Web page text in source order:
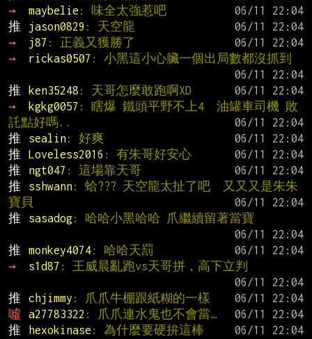
→
maybelie : 味全太強惹吧
推
jason0829 : 天空龍
→
j87 : 正義又獲勝了
→
rickas0507 : 小黑這小心臟一個出局數都沒抓到
推
ken35248 : 天哥怎麼敢跑啊XD
→
kgkg0057 : 瞎爆 鐵頭平野不上4  油罐車司機 敗
託點好嗎..
推
sealin: 好爽
推
Loveless2016 : 有朱哥好安心
推
ngt047 : 這場靠天哥
推
sshwann: 蛤??? 天空龍太扯了吧  又又又是朱朱
寶貝
推
sasadog: 哈哈小黑哈哈 爪繼續留著當寶
推
monkey4074: 哈哈天罰
→
s1d87 : 王威晨亂跑vs天哥拼，高下立判
推
chjimmy : 爪爪牛棚跟紙糊的一樣
噓
a27783322 : 爪爪連水鬼也不會當…
推
hexokinase : 為什麼要硬拚這棒